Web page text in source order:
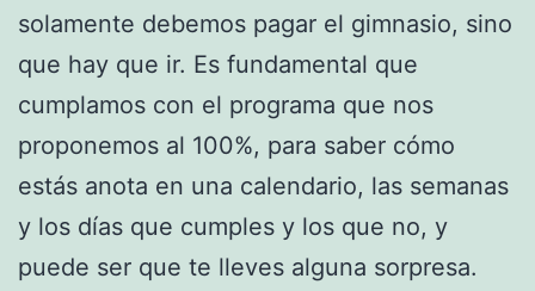
solamente debemos pagar el gimnasio, sino
que hay que ir. Es fundamental que
cumplamos con el programa que nos
proponemos al 100%, para saber cómo
estás anota en una calendario, las semanas
y los días que cumples y los que no, y
puede ser que te lleves alguna sorpresa.